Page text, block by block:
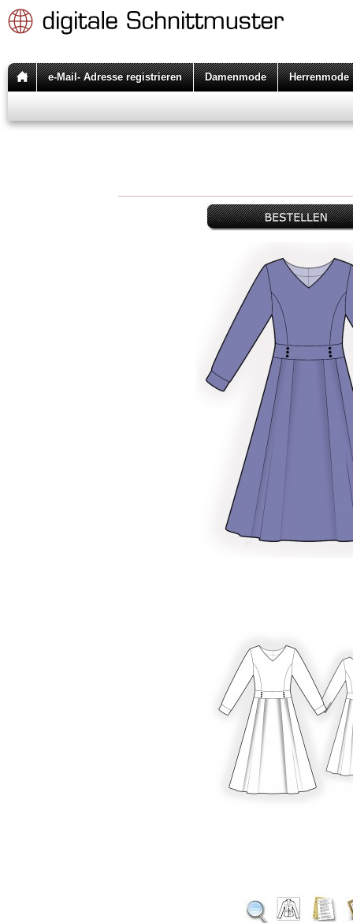
e-Mail- Adresse registrieren Damenmode Herrenmode